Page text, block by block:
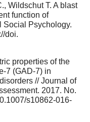
Wildschut T. A blast
function of
Social Psychology.
doi.
properties of the
7 (GAD-7) in
// Journal of
2017. No.
s10862-016-